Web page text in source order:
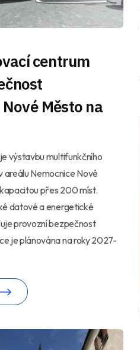
centrum
Město na
výstavbu multifunkčního
areálu Nemocnice Nové
přes 200 míst.
datové a energetické
provozní bezpečnost
je plánována na roky 2027-